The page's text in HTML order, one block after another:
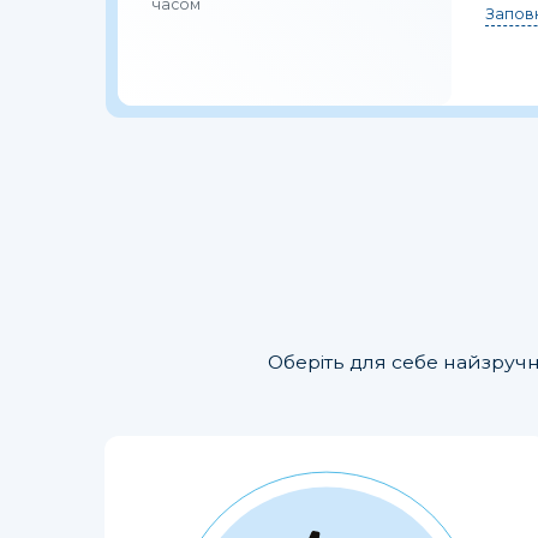
часом
Оберіть для себе